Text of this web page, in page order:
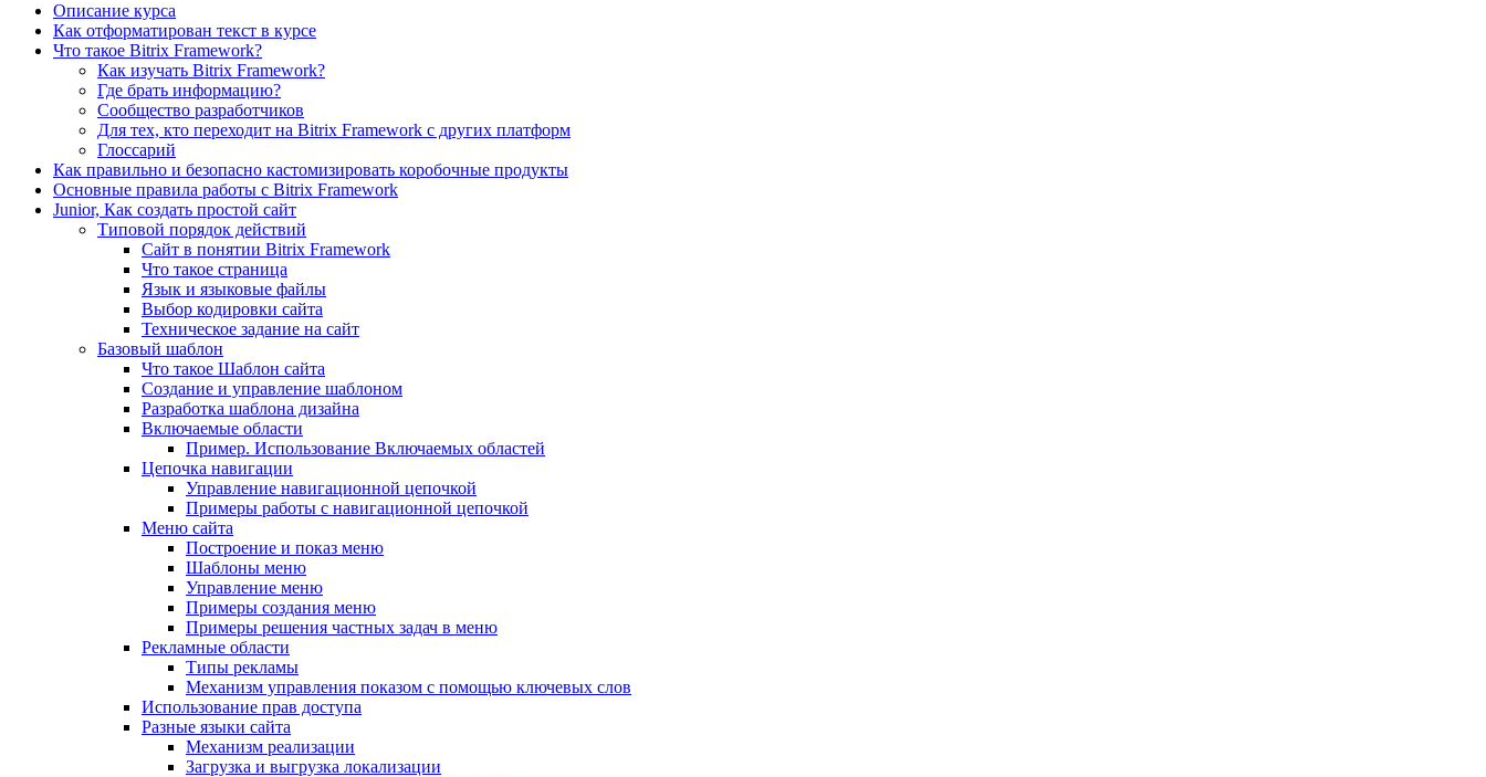
Описание курса
Как отформатирован текст в курсе
Что такое Bitrix Framework?
Как изучать Bitrix Framework?
Где брать информацию?
Сообщество разработчиков
Для тех, кто переходит на Bitrix Framework с других платформ
Глоссарий
Как правильно и безопасно кастомизировать коробочные продукты
Основные правила работы с Bitrix Framework
Junior, Как создать простой сайт
Типовой порядок действий
Сайт в понятии Bitrix Framework
Что такое страница
Язык и языковые файлы
Выбор кодировки сайта
Техническое задание на сайт
Базовый шаблон
Что такое Шаблон сайта
Создание и управление шаблоном
Разработка шаблона дизайна
Включаемые области
Пример. Использование Включаемых областей
Цепочка навигации
Управление навигационной цепочкой
Примеры работы с навигационной цепочкой
Меню сайта
Построение и показ меню
Шаблоны меню
Управление меню
Примеры создания меню
Примеры решения частных задач в меню
Рекламные области
Типы рекламы
Механизм управления показом с помощью ключевых слов
Использование прав доступа
Разные языки сайта
Механизм реализации
Загрузка и выгрузка локализации